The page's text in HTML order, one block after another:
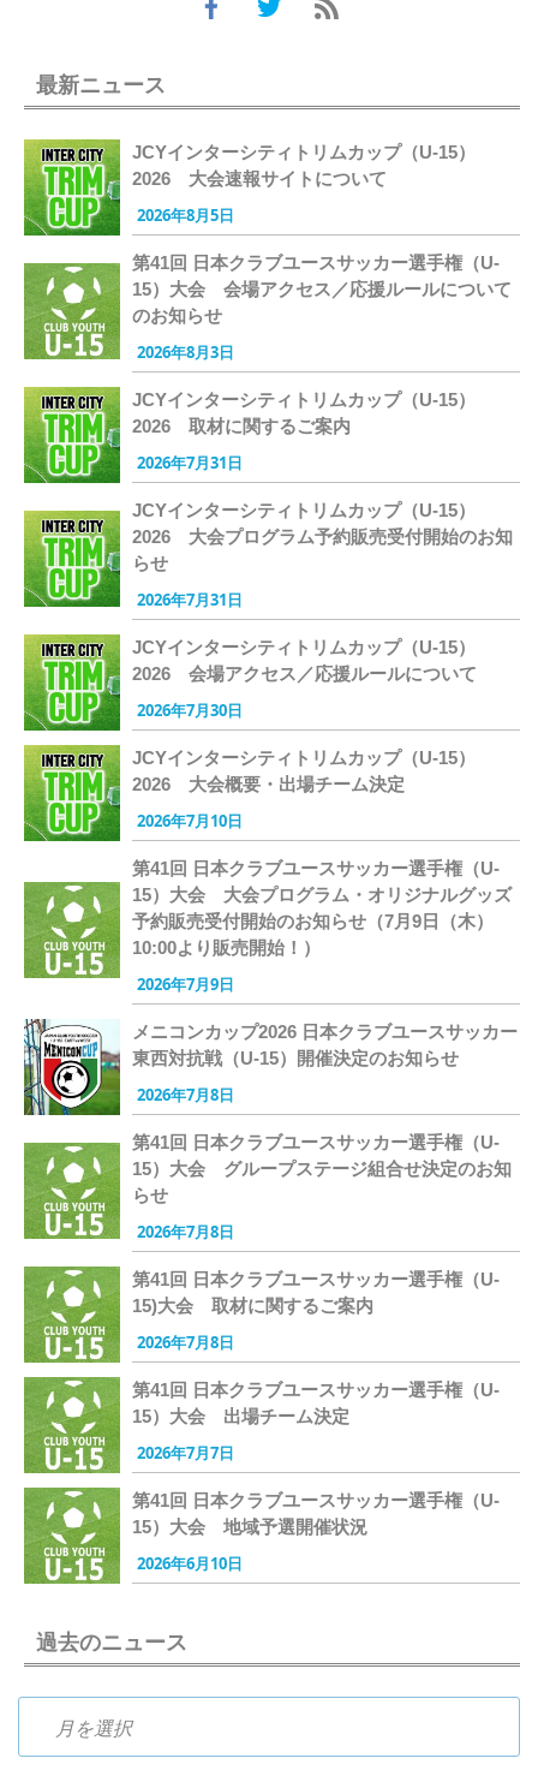
最新ニュース
JCYインターシティトリムカップ（U-15）
2026 大会速報サイトについて
2026年8月5日
第41回 日本クラブユースサッカー選手権（U-
15）大会 会場アクセス／応援ルールについて
のお知らせ
2026年8月3日
JCYインターシティトリムカップ（U-15）
2026 取材に関するご案内
2026年7月31日
JCYインターシティトリムカップ（U-15）
2026 大会プログラム予約販売受付開始のお知
らせ
2026年7月31日
JCYインターシティトリムカップ（U-15）
2026 会場アクセス／応援ルールについて
2026年7月30日
JCYインターシティトリムカップ（U-15）
2026 大会概要・出場チーム決定
2026年7月10日
第41回 日本クラブユースサッカー選手権（U-
15）大会 大会プログラム・オリジナルグッズ
予約販売受付開始のお知らせ（7月9日（木）
10:00より販売開始！）
2026年7月9日
メニコンカップ2026 日本クラブユースサッカー
東西対抗戦（U-15）開催決定のお知らせ
2026年7月8日
第41回 日本クラブユースサッカー選手権（U-
15）大会 グループステージ組合せ決定のお知
らせ
2026年7月8日
第41回 日本クラブユースサッカー選手権（U-
15)大会 取材に関するご案内
2026年7月8日
第41回 日本クラブユースサッカー選手権（U-
15）大会 出場チーム決定
2026年7月7日
第41回 日本クラブユースサッカー選手権（U-
15）大会 地域予選開催状況
2026年6月10日
過去のニュース